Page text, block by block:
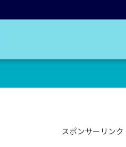
スポンサーリンク